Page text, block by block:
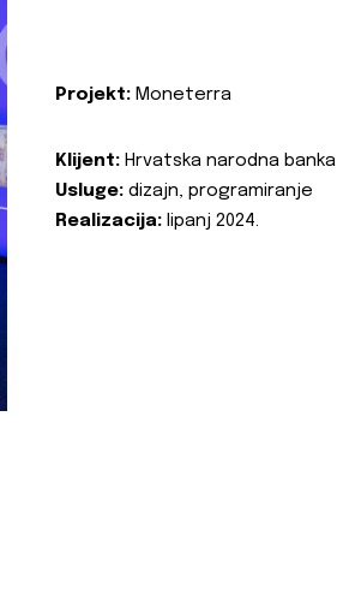
Projekt: Moneterra
Klijent: Hrvatska narodna banka
Usluge: dizajn, programiranje
Realizacija: lipanj 2024.